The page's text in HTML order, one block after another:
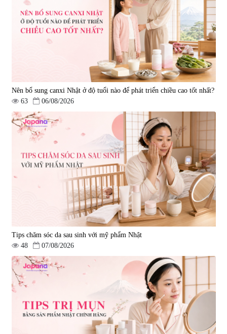
Nên bổ sung canxi Nhật ở độ tuổi nào để phát triển chiều cao tốt nhất?
63
06/08/2026
Tips chăm sóc da sau sinh với mỹ phẩm Nhật
48
07/08/2026